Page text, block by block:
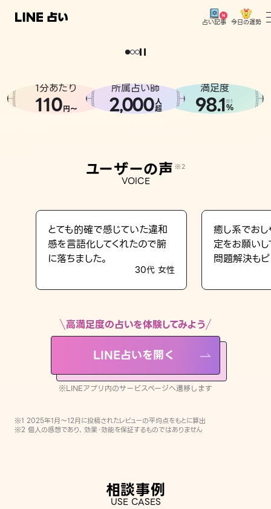
占い記事 今日の運勢
相談事例
LINE占いを開く
※LINEアプリ内のサービスページへ遷移します
どうせなら
。
1分あたり
110円〜
所属占い師
2,000人
超
満足度
98.1※1
%
ユーザーの声 ※2
VOICE
とても的確で感じていた違和
感を言語化してくれたので腑
に落ちました。
30代 女性
癒し系でおし
定をお願い
問題解決もピ
高満足度の占いを体験してみよう
LINE占いを開く
※LINEアプリ内のサービスページへ遷移します
※1 2025年1月〜12月に投稿されたレビューの平均点をもとに算出
※2 個人の感想であり、効果・効能を保証するものではありません
相談事例
USE CASES